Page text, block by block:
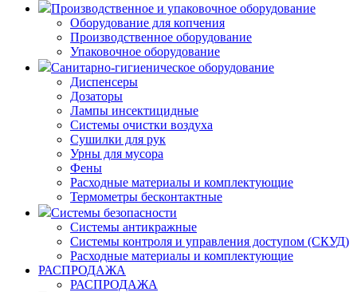
Производственное и упаковочное оборудование
Оборудование для копчения
Производственное оборудование
Упаковочное оборудование
Санитарно-гигиеническое оборудование
Диспенсеры
Дозаторы
Лампы инсектицидные
Системы очистки воздуха
Сушилки для рук
Урны для мусора
Фены
Расходные материалы и комплектующие
Термометры бесконтактные
Системы безопасности
Системы антикражные
Системы контроля и управления доступом (СКУД)
Расходные материалы и комплектующие
РАСПРОДАЖА
РАСПРОДАЖА